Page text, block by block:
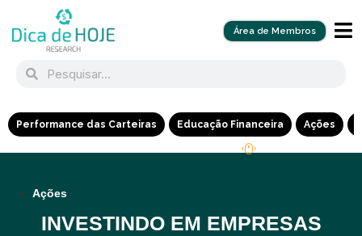
Área de Membros
Performance das Carteiras Educação Financeira Ações
Ações
INVESTINDO EM EMPRESAS